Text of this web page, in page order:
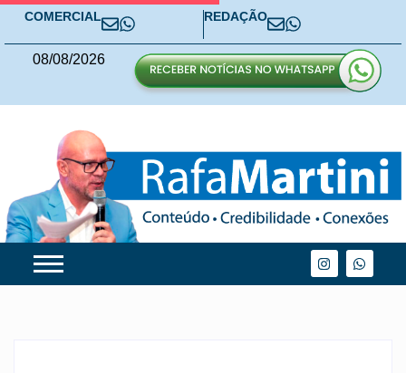
COMERCIAL REDAÇÃO
08/08/2026